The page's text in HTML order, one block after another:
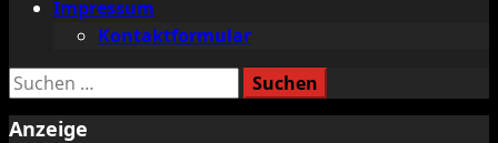
Impressum
Kontaktformular
Suchen
Anzeige